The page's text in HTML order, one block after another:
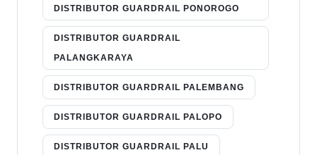
DISTRIBUTOR GUARDRAIL PONOROGO
DISTRIBUTOR GUARDRAIL
PALANGKARAYA
DISTRIBUTOR GUARDRAIL PALEMBANG
DISTRIBUTOR GUARDRAIL PALOPO
DISTRIBUTOR GUARDRAIL PALU